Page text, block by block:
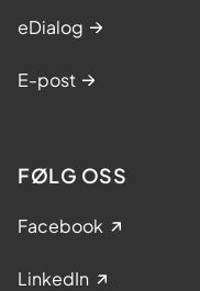
eDialog
E-post
FØLG OSS
Facebook
LinkedIn